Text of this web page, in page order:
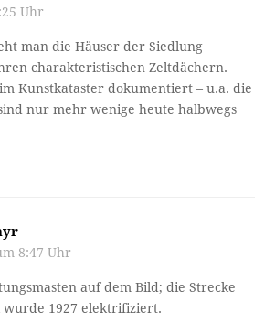
Uhr
man die Häuser der Siedlung
charakteristischen Zeltdächern.
Kunstkataster dokumentiert – u.a. die
nur mehr wenige heute halbwegs
8:47 Uhr
auf dem Bild; die Strecke
wurde 1927 elektrifiziert.